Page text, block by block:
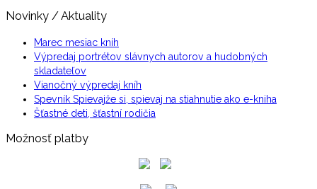
Novinky / Aktuality
Marec mesiac kníh
Výpredaj portrétov slávnych autorov a hudobných
skladateľov
Vianočný výpredaj kníh
Spevník Spievajže si, spievaj na stiahnutie ako e-kniha
Šťastné deti, šťastní rodičia
Možnosť platby